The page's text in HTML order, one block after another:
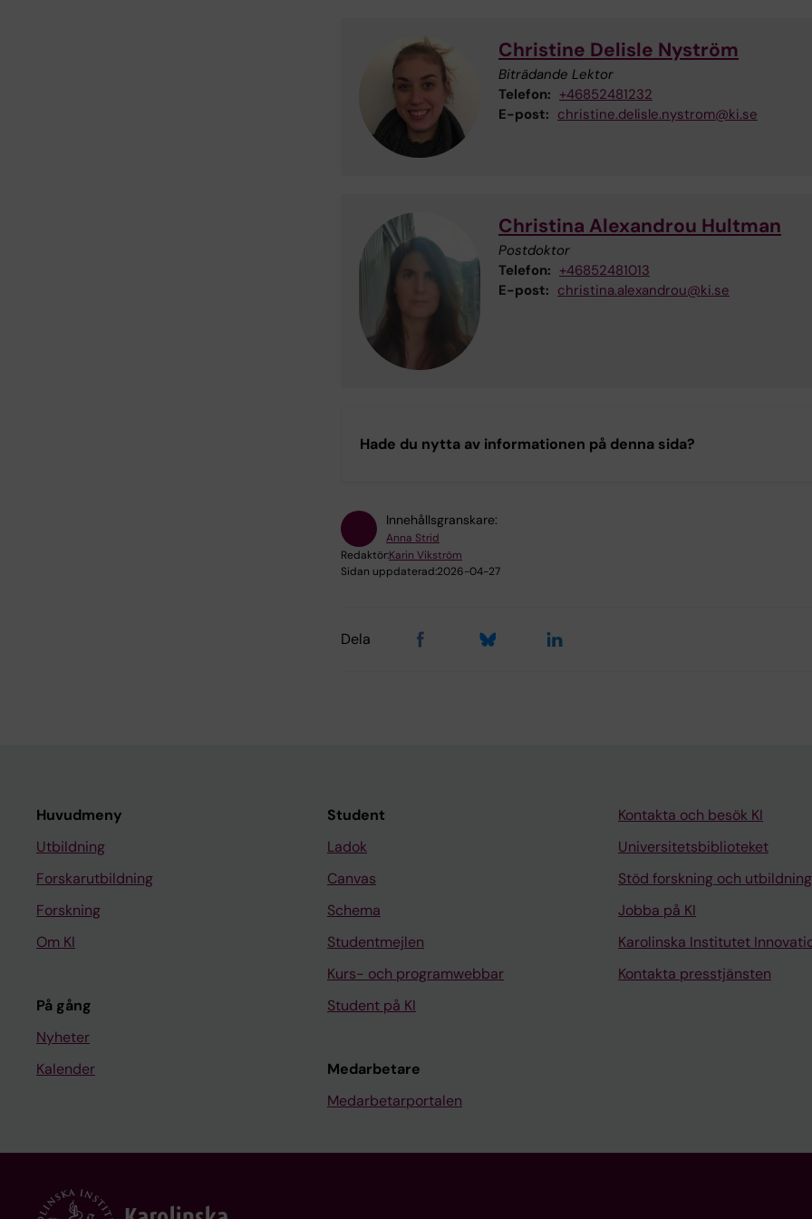
Christine Delisle Nyström
Biträdande Lektor
Telefon: +46852481232
E-post: christine.delisle.nystrom@ki.se
Christina Alexandrou Hultman
Postdoktor
Telefon: +46852481013
E-post: christina.alexandrou@ki.se
Hade du nytta av informationen på denna sida?
Innehållsgranskare:
Anna Strid
Redaktör:Karin Vikström
Sidan uppdaterad:2026-04-27
Dela
Huvudmeny
Utbildning
Forskarutbildning
Forskning
Om KI
På gång
Nyheter
Kalender
Student
Ladok
Canvas
Schema
Studentmejlen
Kurs- och programwebbar
Student på KI
Medarbetare
Medarbetarportalen
Kontakta och besök KI
Universitetsbiblioteket
Stöd forskning och utbildning
Jobba på KI
Karolinska Institutet
Kontakta presstjänsten